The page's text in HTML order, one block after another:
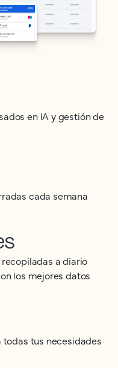
en IA y gestión de
cada semana
a diario
los mejores datos
tus necesidades